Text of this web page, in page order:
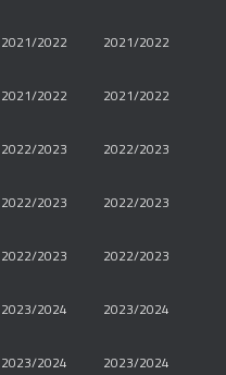
2021/2022 2021/2022
2021/2022 2021/2022
2022/2023 2022/2023
2022/2023 2022/2023
2022/2023 2022/2023
2023/2024 2023/2024
2023/2024 2023/2024